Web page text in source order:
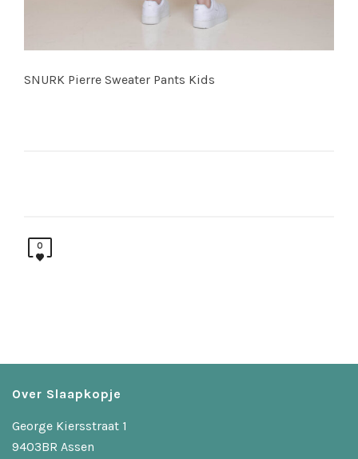
SNURK Pierre Sweater Pants Kids
0
Over Slaapkopje
George Kiersstraat 1
9403BR Assen